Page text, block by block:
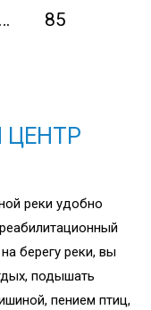
… 85
реки удобно
берегу реки, вы
подышать
пением птиц,